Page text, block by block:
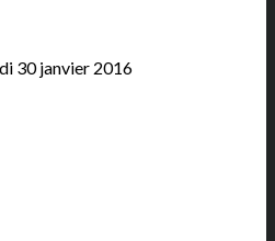
30 janvier 2016